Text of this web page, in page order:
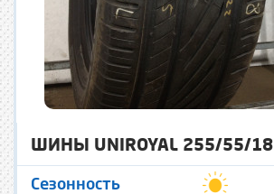
ШИНЫ UNIROYAL 255/55/18
Сезонность